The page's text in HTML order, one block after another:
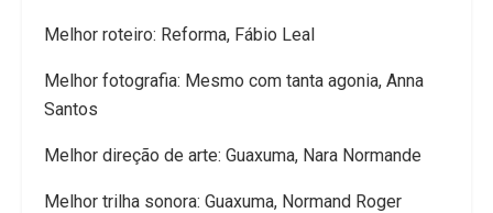
Melhor roteiro: Reforma, Fábio Leal
Melhor fotografia: Mesmo com tanta agonia, Anna
Santos
Melhor direção de arte: Guaxuma, Nara Normande
Melhor trilha sonora: Guaxuma, Normand Roger